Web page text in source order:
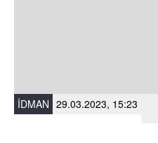
İDMAN 29.03.2023, 15:23